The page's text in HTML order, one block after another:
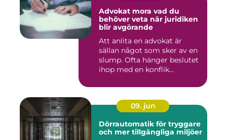
Advokat mora vad du
behöver veta när juridiken
blir avgörande
Att anlita en advokat är
sällan något som sker av en
slump. Ofta hänger beslutet
ihop med en konflik...
09. jun
Dörrautomatik för tryggare
och mer tillgängliga miljöer